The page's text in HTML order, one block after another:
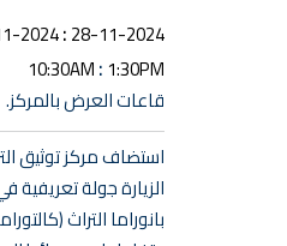
28-11-2024
:
2024
10:30AM: 1:30PM
قاعات العرض بالمركز.
الزيارة جولة
بانوراما التراث